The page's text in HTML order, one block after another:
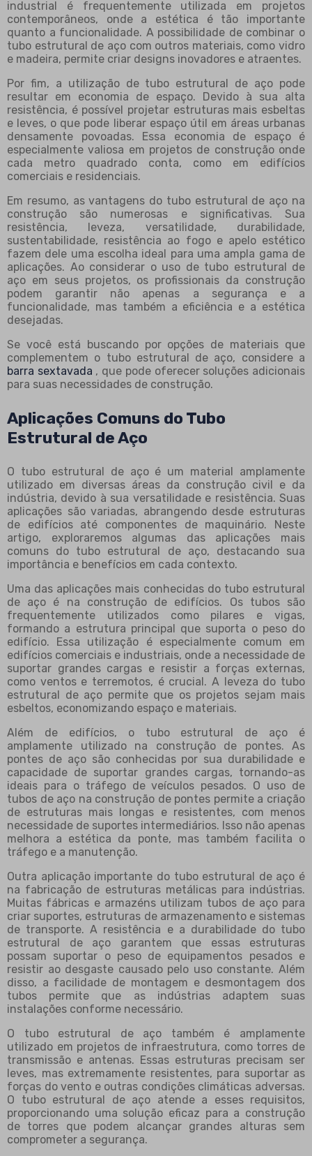
industrial é frequentemente utilizada em projetos
contemporâneos, onde a estética é tão importante
quanto a funcionalidade. A possibilidade de combinar o
tubo estrutural de aço com outros materiais, como vidro
e madeira, permite criar designs inovadores e atraentes.
Por fim, a utilização de tubo estrutural de aço pode
resultar em economia de espaço. Devido à sua alta
resistência, é possível projetar estruturas mais esbeltas
e leves, o que pode liberar espaço útil em áreas urbanas
densamente povoadas. Essa economia de espaço é
especialmente valiosa em projetos de construção onde
cada metro quadrado conta, como em edifícios
comerciais e residenciais.
Em resumo, as vantagens do tubo estrutural de aço na
construção são numerosas e significativas. Sua
resistência, leveza, versatilidade, durabilidade,
sustentabilidade, resistência ao fogo e apelo estético
fazem dele uma escolha ideal para uma ampla gama de
aplicações. Ao considerar o uso de tubo estrutural de
aço em seus projetos, os profissionais da construção
podem garantir não apenas a segurança e a
funcionalidade, mas também a eficiência e a estética
desejadas.
Se você está buscando por opções de materiais que
complementem o tubo estrutural de aço, considere a
barra sextavada , que pode oferecer soluções adicionais
para suas necessidades de construção.
Aplicações Comuns do Tubo
Estrutural de Aço
O tubo estrutural de aço é um material amplamente
utilizado em diversas áreas da construção civil e da
indústria, devido à sua versatilidade e resistência. Suas
aplicações são variadas, abrangendo desde estruturas
de edifícios até componentes de maquinário. Neste
artigo, exploraremos algumas das aplicações mais
comuns do tubo estrutural de aço, destacando sua
importância e benefícios em cada contexto.
Uma das aplicações mais conhecidas do tubo estrutural
de aço é na construção de edifícios. Os tubos são
frequentemente utilizados como pilares e vigas,
formando a estrutura principal que suporta o peso do
edifício. Essa utilização é especialmente comum em
edifícios comerciais e industriais, onde a necessidade de
suportar grandes cargas e resistir a forças externas,
como ventos e terremotos, é crucial. A leveza do tubo
estrutural de aço permite que os projetos sejam mais
esbeltos, economizando espaço e materiais.
Além de edifícios, o tubo estrutural de aço é
amplamente utilizado na construção de pontes. As
pontes de aço são conhecidas por sua durabilidade e
capacidade de suportar grandes cargas, tornando-as
ideais para o tráfego de veículos pesados. O uso de
tubos de aço na construção de pontes permite a criação
de estruturas mais longas e resistentes, com menos
necessidade de suportes intermediários. Isso não apenas
melhora a estética da ponte, mas também facilita o
tráfego e a manutenção.
Outra aplicação importante do tubo estrutural de aço é
na fabricação de estruturas metálicas para indústrias.
Muitas fábricas e armazéns utilizam tubos de aço para
criar suportes, estruturas de armazenamento e sistemas
de transporte. A resistência e a durabilidade do tubo
estrutural de aço garantem que essas estruturas
possam suportar o peso de equipamentos pesados e
resistir ao desgaste causado pelo uso constante. Além
disso, a facilidade de montagem e desmontagem dos
tubos permite que as indústrias adaptem suas
instalações conforme necessário.
O tubo estrutural de aço também é amplamente
utilizado em projetos de infraestrutura, como torres de
transmissão e antenas. Essas estruturas precisam ser
leves, mas extremamente resistentes, para suportar as
forças do vento e outras condições climáticas adversas.
O tubo estrutural de aço atende a esses requisitos,
proporcionando uma solução eficaz para a construção
de torres que podem alcançar grandes alturas sem
comprometer a segurança.